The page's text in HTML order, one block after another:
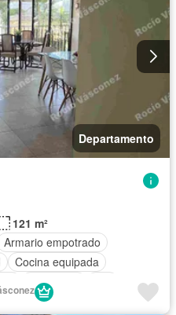
Departamento
121 m²
Armario empotrado
Cocina equipada
Seguridad
amoblado